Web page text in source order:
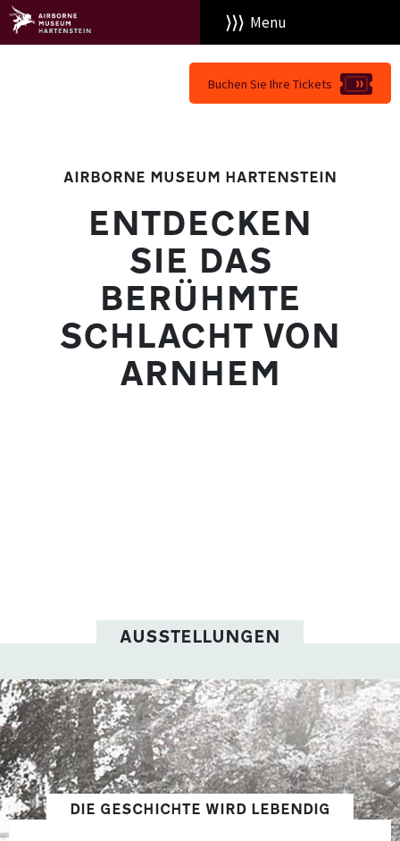
Menu
Buchen Sie Ihre Tickets
AIRBORNE MUSEUM HARTENSTEIN
ENTDECKEN
SIE DAS
BERÜHMTE
SCHLACHT VON
ARNHEM
AUSSTELLUNGEN
DIE GESCHICHTE WIRD LEBENDIG